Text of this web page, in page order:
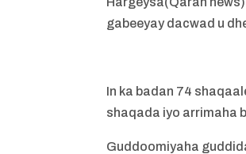
gabeeyay dacwad u
In ka badan 74
shaqada iyo arrimaha
Guddoomiyaha